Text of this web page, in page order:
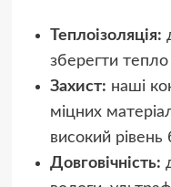
Теплоізоляція:
зберегти тепло
Захист: наші
міцних
високий рівень
Довговічність: